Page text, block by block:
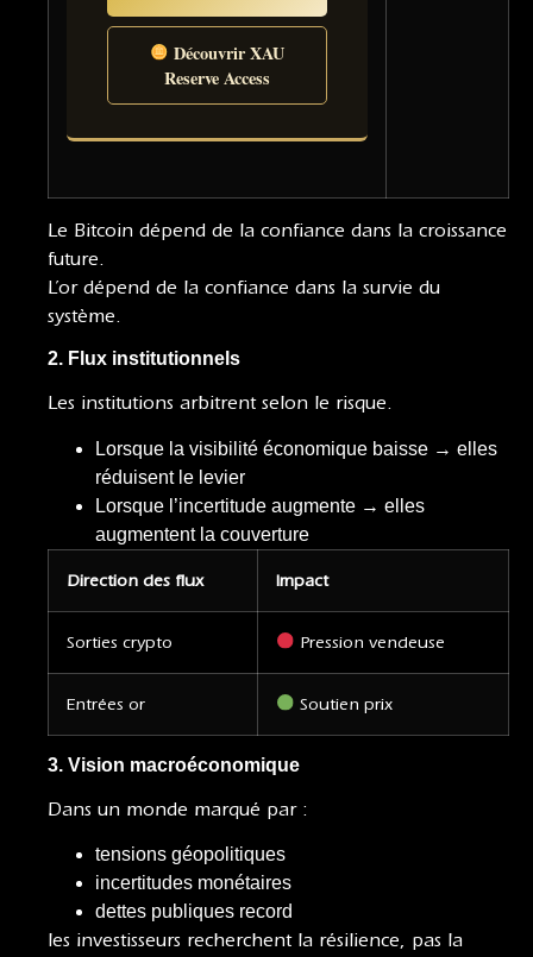
Découvrir XAU
Reserve Access
Le Bitcoin dépend de la confiance dans la croissance
future.
L’or dépend de la confiance dans la survie du
système.
2. Flux institutionnels
Les institutions arbitrent selon le risque.
Lorsque la visibilité économique baisse → elles
réduisent le levier
Lorsque l’incertitude augmente → elles
augmentent la couverture
Direction des flux Impact
Sorties crypto Pression vendeuse
Entrées or Soutien prix
3. Vision macroéconomique
Dans un monde marqué par :
tensions géopolitiques
incertitudes monétaires
dettes publiques record
les investisseurs recherchent la résilience, pas la